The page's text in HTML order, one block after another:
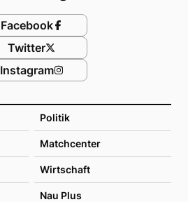
Politik
Matchcenter
Wirtschaft
Nau Plus
Facebook
Twitter
Instagram